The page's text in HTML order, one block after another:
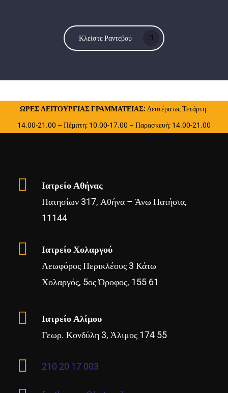
Κλείστε Ραντεβού
ΩΡΕΣ ΛΕΙΤΟΥΡΓΙΑΣ ΓΡΑΜΜΑΤΕΙΑΣ: Δευτέρα ως Τετάρτη:
14.00-21.00 – Πέμπτη: 10.00-17.00 – Παρασκευή: 14.00-21.00
Ιατρείο Αθήνας
Πατησίων 317, Αθήνα – Άνω Πατήσια,
11144
Ιατρείο Χολαργού
Λεωφόρος Περικλέους 3 Κάτω
Χολαργός, 5ος Όροφος, 155 61
Ιατρείο Αλίμου
Γεωρ. Κονδύλη 3, Άλιμος 174 55
210 20 17 003